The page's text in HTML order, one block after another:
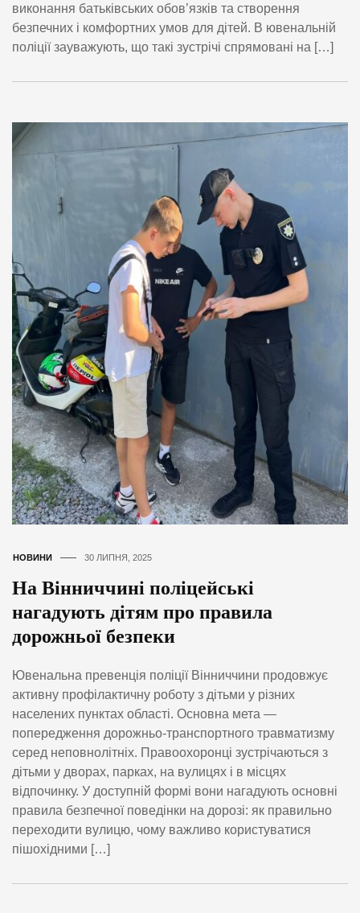
виконання батьківських обов’язків та створення
безпечних і комфортних умов для дітей. В ювенальній
поліції зауважують, що такі зустрічі спрямовані на […]
НОВИНИ 30 ЛИПНЯ, 2025
На Вінниччині поліцейські
нагадують дітям про правила
дорожньої безпеки
Ювенальна превенція поліції Вінниччини продовжує
активну профілактичну роботу з дітьми у різних
населених пунктах області. Основна мета —
попередження дорожньо-транспортного травматизму
серед неповнолітніх. Правоохоронці зустрічаються з
дітьми у дворах, парках, на вулицях і в місцях
відпочинку. У доступній формі вони нагадують основні
правила безпечної поведінки на дорозі: як правильно
переходити вулицю, чому важливо користуватися
пішохідними […]